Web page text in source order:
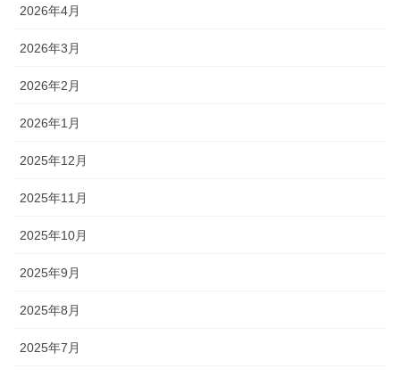
2026年4月
2026年3月
2026年2月
2026年1月
2025年12月
2025年11月
2025年10月
2025年9月
2025年8月
2025年7月